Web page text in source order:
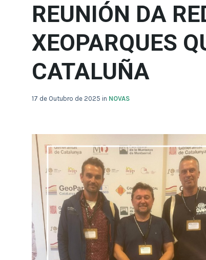
REUNIÓN DA
XEOPARQUES
CATALUÑA
17 de Outubro de 2025 in NOVAS